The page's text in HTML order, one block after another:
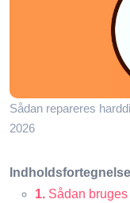
Sådan repareres
2026
Indholdsfortegnelse
1. Sådan